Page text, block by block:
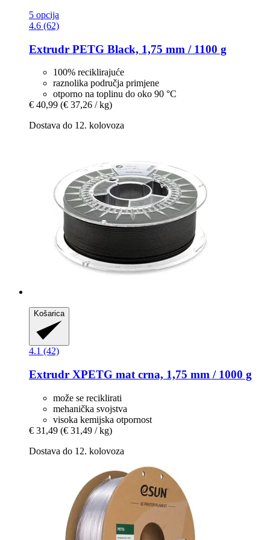
5 opcija
4.6 (62)
Extrudr PETG Black, 1,75 mm / 1100 g
100% reciklirajuće
raznolika područja primjene
otporno na toplinu do oko 90 °C
€ 40,99 (€ 37,26 / kg)
Dostava do 12. kolovoza
Košarica
4.1 (42)
Extrudr XPETG mat crna, 1,75 mm / 1000 g
može se reciklirati
mehanička svojstva
visoka kemijska otpornost
€ 31,49 (€ 31,49 / kg)
Dostava do 12. kolovoza